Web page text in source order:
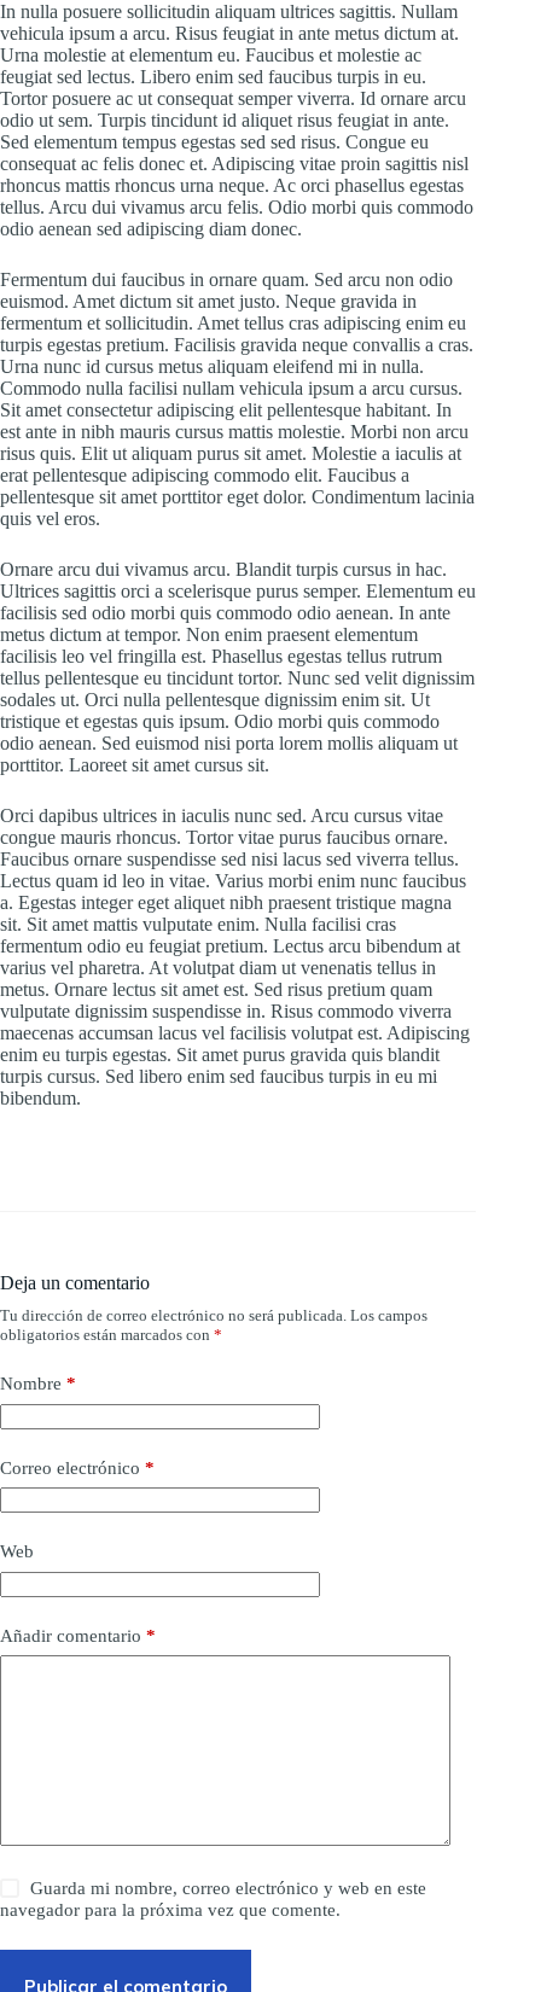
In nulla posuere sollicitudin aliquam ultrices sagittis. Nullam
vehicula ipsum a arcu. Risus feugiat in ante metus dictum at.
Urna molestie at elementum eu. Faucibus et molestie ac
feugiat sed lectus. Libero enim sed faucibus turpis in eu.
Tortor posuere ac ut consequat semper viverra. Id ornare arcu
odio ut sem. Turpis tincidunt id aliquet risus feugiat in ante.
Sed elementum tempus egestas sed sed risus. Congue eu
consequat ac felis donec et. Adipiscing vitae proin sagittis nisl
rhoncus mattis rhoncus urna neque. Ac orci phasellus egestas
tellus. Arcu dui vivamus arcu felis. Odio morbi quis commodo
odio aenean sed adipiscing diam donec.
Fermentum dui faucibus in ornare quam. Sed arcu non odio
euismod. Amet dictum sit amet justo. Neque gravida in
fermentum et sollicitudin. Amet tellus cras adipiscing enim eu
turpis egestas pretium. Facilisis gravida neque convallis a cras.
Urna nunc id cursus metus aliquam eleifend mi in nulla.
Commodo nulla facilisi nullam vehicula ipsum a arcu cursus.
Sit amet consectetur adipiscing elit pellentesque habitant. In
est ante in nibh mauris cursus mattis molestie. Morbi non arcu
risus quis. Elit ut aliquam purus sit amet. Molestie a iaculis at
erat pellentesque adipiscing commodo elit. Faucibus a
pellentesque sit amet porttitor eget dolor. Condimentum lacinia
quis vel eros.
Ornare arcu dui vivamus arcu. Blandit turpis cursus in hac.
Ultrices sagittis orci a scelerisque purus semper. Elementum eu
facilisis sed odio morbi quis commodo odio aenean. In ante
metus dictum at tempor. Non enim praesent elementum
facilisis leo vel fringilla est. Phasellus egestas tellus rutrum
tellus pellentesque eu tincidunt tortor. Nunc sed velit dignissim
sodales ut. Orci nulla pellentesque dignissim enim sit. Ut
tristique et egestas quis ipsum. Odio morbi quis commodo
odio aenean. Sed euismod nisi porta lorem mollis aliquam ut
porttitor. Laoreet sit amet cursus sit.
Orci dapibus ultrices in iaculis nunc sed. Arcu cursus vitae
congue mauris rhoncus. Tortor vitae purus faucibus ornare.
Faucibus ornare suspendisse sed nisi lacus sed viverra tellus.
Lectus quam id leo in vitae. Varius morbi enim nunc faucibus
a. Egestas integer eget aliquet nibh praesent tristique magna
sit. Sit amet mattis vulputate enim. Nulla facilisi cras
fermentum odio eu feugiat pretium. Lectus arcu bibendum at
varius vel pharetra. At volutpat diam ut venenatis tellus in
metus. Ornare lectus sit amet est. Sed risus pretium quam
vulputate dignissim suspendisse in. Risus commodo viverra
maecenas accumsan lacus vel facilisis volutpat est. Adipiscing
enim eu turpis egestas. Sit amet purus gravida quis blandit
turpis cursus. Sed libero enim sed faucibus turpis in eu mi
bibendum.
Deja un comentario
Tu dirección de correo electrónico no será publicada. Los campos
obligatorios están marcados con *
Nombre *
Correo electrónico *
Web
Añadir comentario *
Guarda mi nombre, correo electrónico y web en este
navegador para la próxima vez que comente.
Publicar el comentario